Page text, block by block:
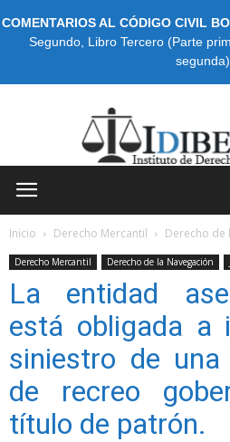
COMENTARIOS AL CÓDIGO CIVIL
Segundo, Libro Tercero (Parte
segunda)
Inicio Derecho Mercantil Derecho de
Derecho Mercantil Derecho de la Navegación
La entidad
está obligada a
siniestro de una
de recreo
título de patrón.